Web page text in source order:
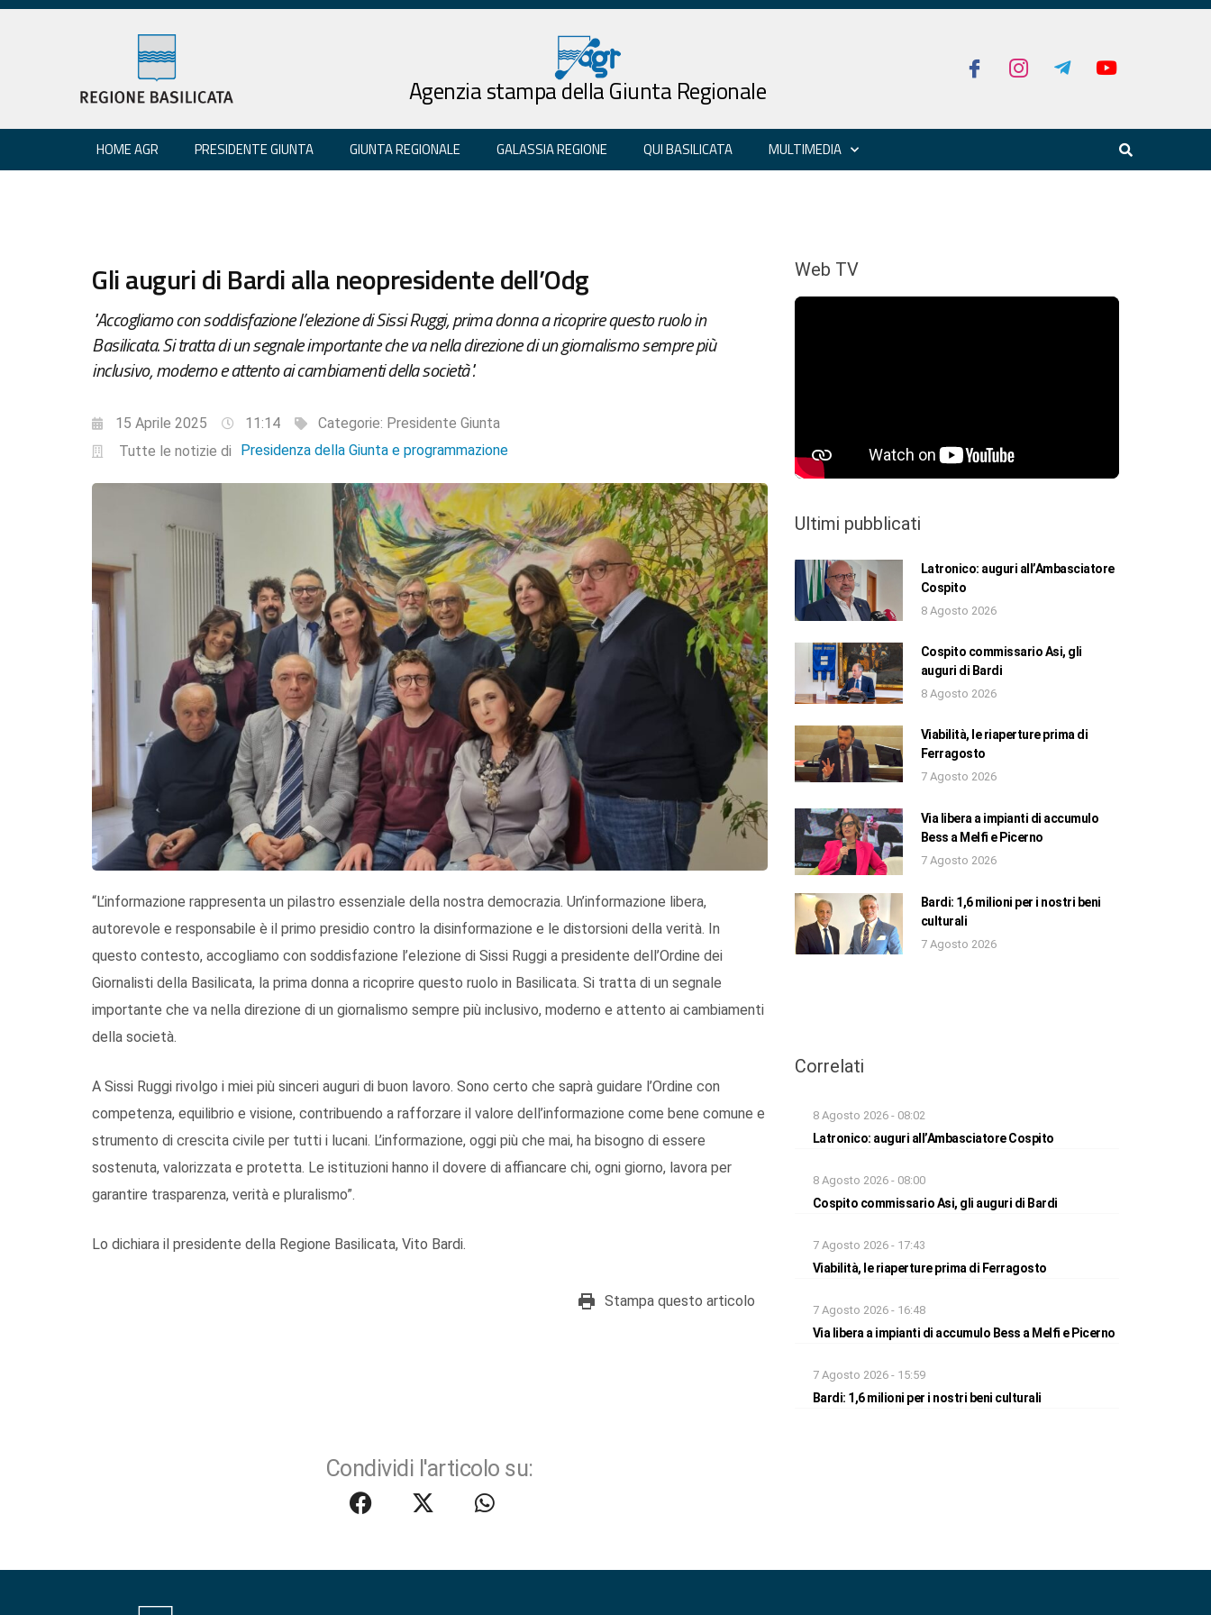
Agenzia stampa della Giunta Regionale
HOME AGR PRESIDENTE GIUNTA GIUNTA REGIONALE GALASSIA REGIONE QUI BASILICATA MULTIMEDIA
Gli auguri di Bardi alla neopresidente dell’Odg
"Accogliamo con soddisfazione l’elezione di Sissi Ruggi, prima donna a ricoprire questo ruolo in
Basilicata. Si tratta di un segnale importante che va nella direzione di un giornalismo sempre più
inclusivo, moderno e attento ai cambiamenti della società".
15 Aprile 2025 11:14 Categorie: Presidente Giunta
Tutte le notizie di
Presidenza della Giunta e programmazione
“L’informazione rappresenta un pilastro essenziale della nostra democrazia. Un’informazione libera,
autorevole e responsabile è il primo presidio contro la disinformazione e le distorsioni della verità. In
questo contesto, accogliamo con soddisfazione l’elezione di Sissi Ruggi a presidente dell’Ordine dei
Giornalisti della Basilicata, la prima donna a ricoprire questo ruolo in Basilicata. Si tratta di un segnale
importante che va nella direzione di un giornalismo sempre più inclusivo, moderno e attento ai cambiamenti
della società.
A Sissi Ruggi rivolgo i miei più sinceri auguri di buon lavoro. Sono certo che saprà guidare l’Ordine con
competenza, equilibrio e visione, contribuendo a rafforzare il valore dell’informazione come bene comune e
strumento di crescita civile per tutti i lucani. L’informazione, oggi più che mai, ha bisogno di essere
sostenuta, valorizzata e protetta. Le istituzioni hanno il dovere di affiancare chi, ogni giorno, lavora per
garantire trasparenza, verità e pluralismo”.
Lo dichiara il presidente della Regione Basilicata, Vito Bardi.
Stampa questo articolo
Condividi l'articolo su:
Web TV
Ultimi pubblicati
Latronico: auguri all’Ambasciatore
Cospito
8 Agosto 2026
Cospito commissario Asi, gli
auguri di Bardi
8 Agosto 2026
Viabilità, le riaperture prima di
Ferragosto
7 Agosto 2026
Via libera a impianti di accumulo
Bess a Melfi e Picerno
7 Agosto 2026
Bardi: 1,6 milioni per i nostri beni
culturali
7 Agosto 2026
Correlati
8 Agosto 2026 - 08:02
Latronico: auguri all’Ambasciatore Cospito
8 Agosto 2026 - 08:00
Cospito commissario Asi, gli auguri di Bardi
7 Agosto 2026 - 17:43
Viabilità, le riaperture prima di Ferragosto
7 Agosto 2026 - 16:48
Via libera a impianti di accumulo Bess a Melfi e Picerno
7 Agosto 2026 - 15:59
Bardi: 1,6 milioni per i nostri beni culturali